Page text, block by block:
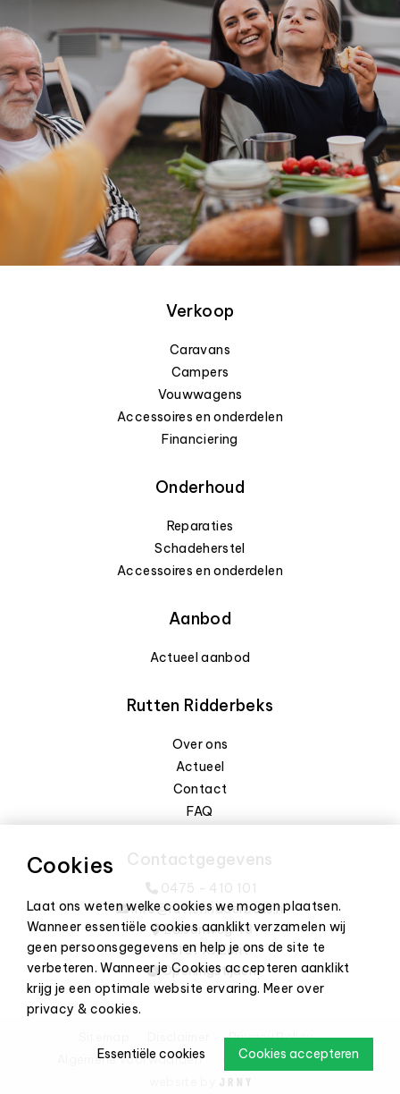
Cookies
Laat ons weten welke cookies we mogen plaatsen.
Wanneer essentiële cookies aanklikt verzamelen wij
geen persoonsgegevens en help je ons de site te
verbeteren. Wanneer je Cookies accepteren aanklikt
krijg je een optimale website ervaring.Meer over
privacy & cookies.
Cookies accepteren
Essentiële cookies
Verkoop
Caravans
Campers
Vouwwagens
Accessoires en onderdelen
Financiering
Onderhoud
Reparaties
Schadeherstel
Accessoires en onderdelen
Aanbod
Actueel aanbod
Rutten Ridderbeks
Over ons
Actueel
Contact
FAQ
Contactgegevens
0475 - 410 101
info@ruttenridderbeks.nl
Edisonweg 43
6101 XJ Echt
Openingstijden
Privacy Policy
Algemene voorwaarden
Cookie-instellingen